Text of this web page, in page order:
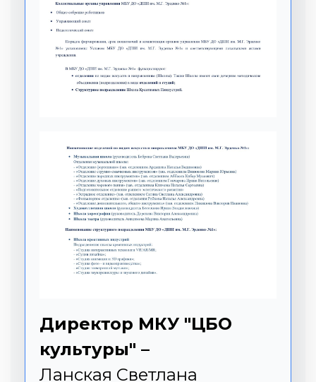
Директор МКУ "ЦБО
культуры" –
Ланская Светлана